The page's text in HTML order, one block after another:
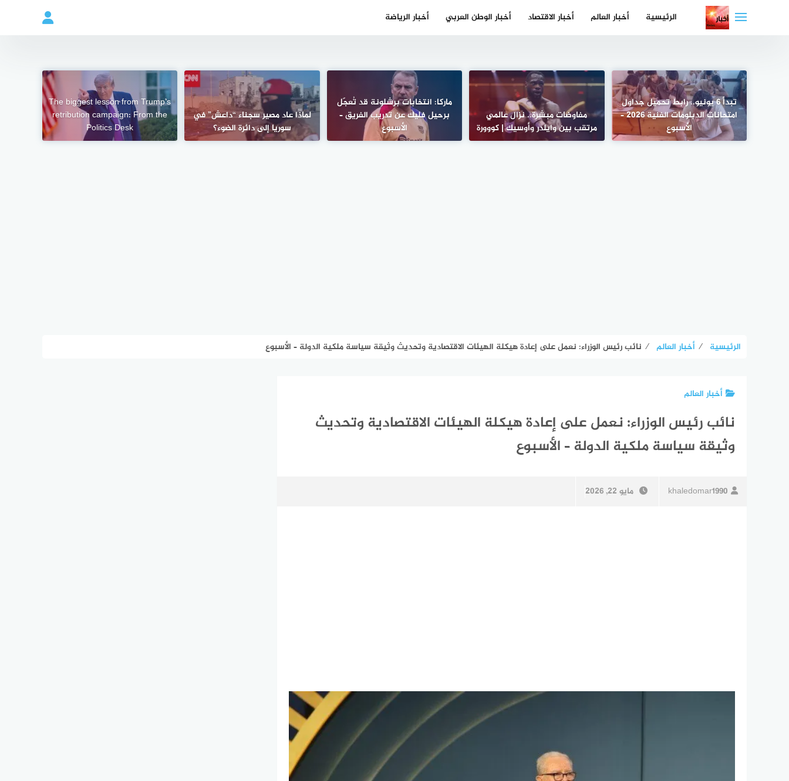
الرئيسية أخبار العالم أخبار الاقتصاد أخبار الوطن العربي أخبار الرياضة
تبدأ 6 يونيو.. رابط تحميل جداول
امتحانات الدبلومات الفنية 2026 –
الأسبوع
مفاوضات مبشرة.. نزال عالمي
مرتقب بين وايلدر وأوسيك | كووورة
ماركا: انتخابات برشلونة قد تُعجّل
برحيل فليك عن تدريب الفريق –
الأسبوع
لماذا عاد مصير سجناء “داعش” في
سوريا إلى دائرة الضوء؟
The biggest lesson from Trump’s
retribution campaign: From the
Politics Desk
الرئيسية ⁄ أخبار العالم ⁄ نائب رئيس الوزراء: نعمل على إعادة هيكلة الهيئات الاقتصادية وتحديث وثيقة سياسة ملكية الدولة – الأسبوع
أخبار العالم
نائب رئيس الوزراء: نعمل على إعادة هيكلة الهيئات الاقتصادية وتحديث
وثيقة سياسة ملكية الدولة – الأسبوع
khaledomar1990 مايو 22, 2026